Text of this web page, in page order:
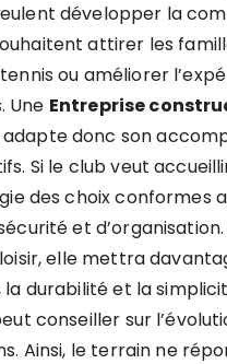
développer la
attirer les
ou améliorer
Une Entreprise
donc son
Si le club veut
des choix conformes
et
elle mettra
durabilité et la
conseiller sur
Ainsi, le terrain ne